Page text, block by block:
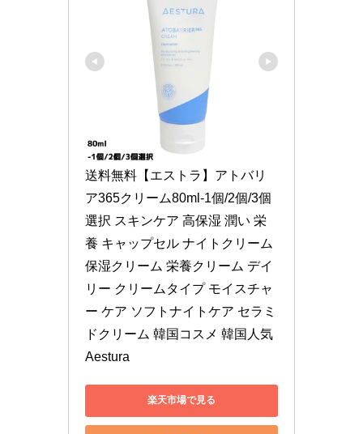
送料無料【エストラ】アトバリ
ア365クリーム80ml-1個/2個/3個
選択 スキンケア 高保湿 潤い 栄
養 キャップセル ナイトクリーム
保湿クリーム 栄養クリーム デイ
リー クリームタイプ モイスチャ
ー ケア ソフトナイトケア セラミ
ドクリーム 韓国コスメ 韓国人気
Aestura
楽天市場で見る